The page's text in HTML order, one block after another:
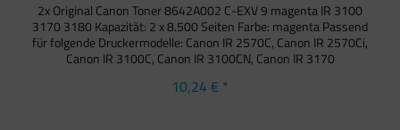
2x Original Canon Toner 8642A002 C-EXV 9 magenta IR 3100
3170 3180 Kapazität: 2 x 8.500 Seiten Farbe: magenta Passend
für folgende Druckermodelle: Canon IR 2570C, Canon IR 2570Ci,
Canon IR 3100C, Canon IR 3100CN, Canon IR 3170
10,24 € *